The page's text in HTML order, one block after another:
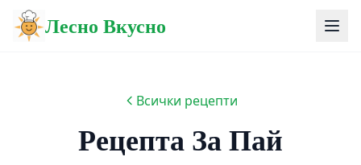
Лесно Вкусно
Всички рецепти
Рецепта За Пай